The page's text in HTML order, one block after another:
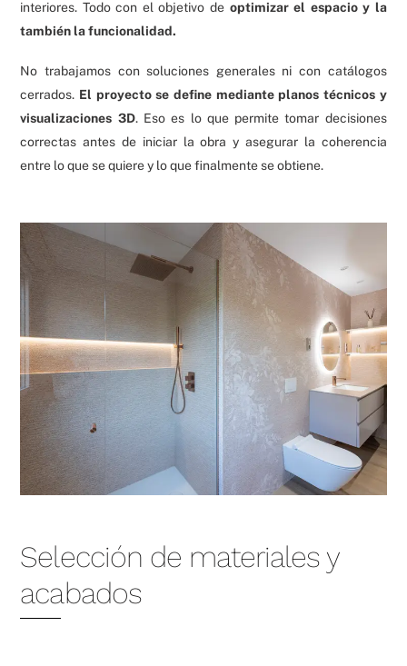
interiores. Todo con el objetivo de optimizar el espacio y la
también la funcionalidad.
No trabajamos con soluciones generales ni con catálogos
cerrados. El proyecto se define mediante planos técnicos y
visualizaciones 3D. Eso es lo que permite tomar decisiones
correctas antes de iniciar la obra y asegurar la coherencia
entre lo que se quiere y lo que finalmente se obtiene.
Selección de materiales y
acabados